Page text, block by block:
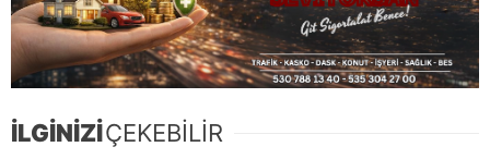
İLGİNİZİÇEKEBİLİR